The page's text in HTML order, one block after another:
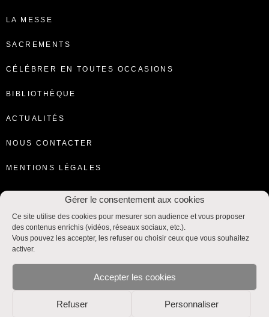
Gérer le consentement aux cookies
Ce site utilise des cookies pour mesurer son audience et vous proposer
des contenus enrichis (vidéos, réseaux sociaux, etc.).
Vous pouvez les accepter, les refuser ou choisir ceux que vous souhaitez
activer.
Accepter les cookies
Refuser Personnaliser
LA MESSE
SACREMENTS
CÉLÉBRER EN TOUTES OCCASIONS
BIBLIOTHÈQUE
ACTUALITÉS
NOUS CONTACTER
MENTIONS LÉGALES
Liturgie et Sacrements © SNPLS / CEF